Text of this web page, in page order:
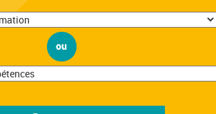
ou